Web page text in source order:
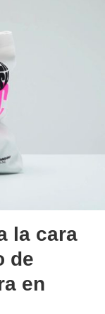
la cara
de
en